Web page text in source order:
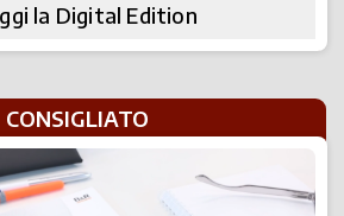
la Digital Edition
CONSIGLIATO